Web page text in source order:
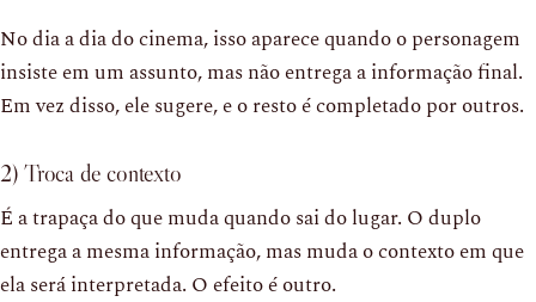
No dia a dia do cinema, isso aparece quando o personagem
insiste em um assunto, mas não entrega a informação final.
Em vez disso, ele sugere, e o resto é completado por outros.
2) Troca de contexto
É a trapaça do que muda quando sai do lugar. O duplo
entrega a mesma informação, mas muda o contexto em que
ela será interpretada. O efeito é outro.